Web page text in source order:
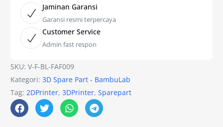
Jaminan Garansi
Garansi resmi terpercaya
Customer Service
Admin fast respon
SKU:V-F-BL-FAF009
Kategori:3D Spare Part - BambuLab
Tag:2DPrinter,3DPrinter,Sparepart